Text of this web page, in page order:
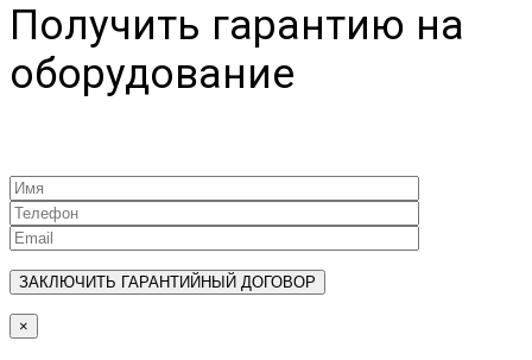
Получить гарантию на
оборудование
×